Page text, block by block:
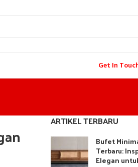
Get In
ARTIKEL TERBARU
Bufet
Terbaru:
Elegan